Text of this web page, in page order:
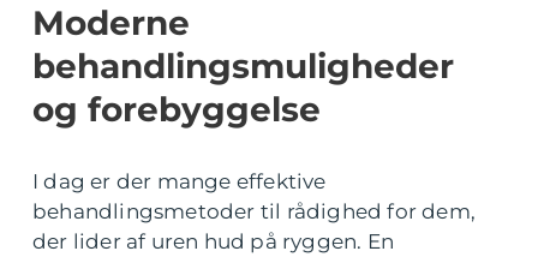
Moderne
behandlingsmuligheder
og forebyggelse
I dag er der mange effektive
behandlingsmetoder til rådighed for dem,
der lider af uren hud på ryggen. En